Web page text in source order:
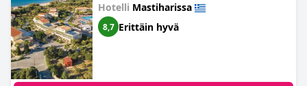
Hotelli Mastiharissa
8,7 Erittäin hyvä